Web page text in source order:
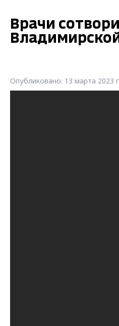
Врачи
Опубликовано: 13 марта 2023